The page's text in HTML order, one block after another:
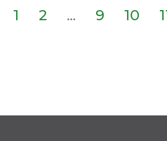
1 2 ... 9 10